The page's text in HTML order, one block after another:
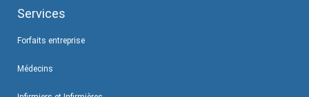
Services
Forfaits entreprise
Médecins